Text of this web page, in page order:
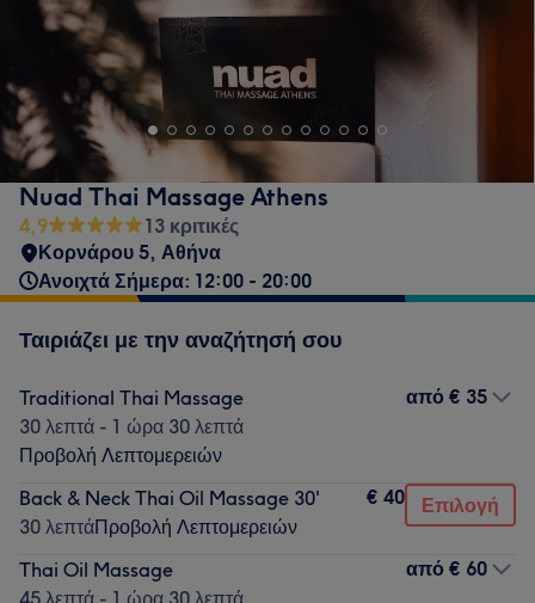
Nuad Thai Massage Athens
4,9
13 κριτικές
Κορνάρου 5, Αθήνα
Ανοιχτά Σήμερα: 12:00 - 20:00
Ταιριάζει με την αναζήτησή σου
Traditional Thai Massage
30 λεπτά - 1 ώρα 30 λεπτά
Προβολή Λεπτομερειών
από € 35
Back & Neck Thai Oil Massage 30'
30 λεπτάΠροβολή Λεπτομερειών
€ 40 Επιλογή
Thai Oil Massage
45 λεπτά - 1 ώρα 30 λεπτά
από € 60